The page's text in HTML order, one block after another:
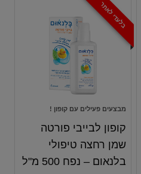
בלעדי לאתר
מבצעים פעילים עם קופון !
קופון לבייבי פורטה
שמן רחצה טיפולי
בלנאום – נפח 500 מ"ל